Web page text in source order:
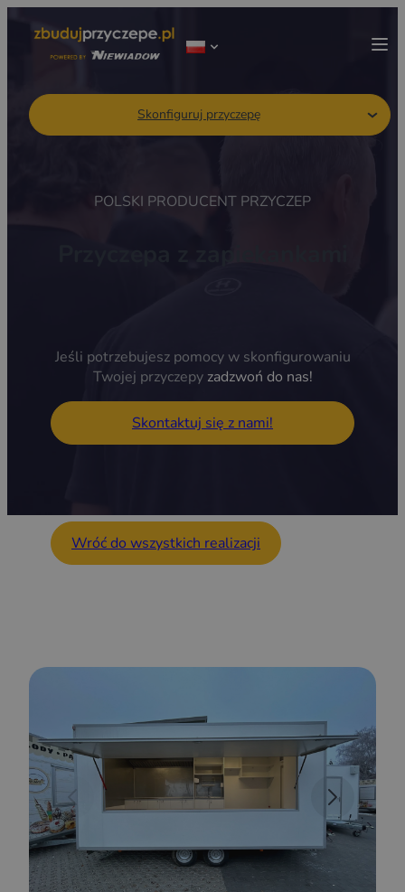
Skonfiguruj przyczepę
POLSKI PRODUCENT PRZYCZEP
Jeśli potrzebujesz pomocy w skonfigurowaniu
Twojej przyczepy zadzwoń do nas!
Skontaktuj się z nami!
Wróć do wszystkich realizacji